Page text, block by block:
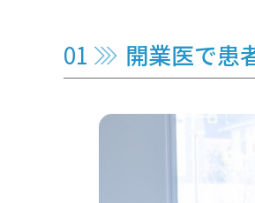
開業医で患